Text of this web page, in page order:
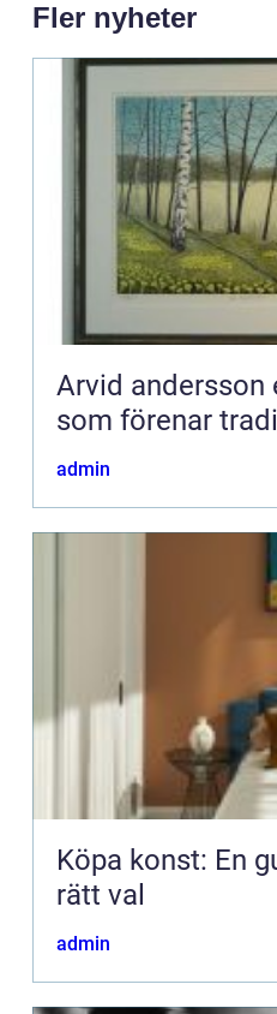
Fler nyheter
Arvid andersson en konstnär
som förenar
admin
Köpa konst: En
rätt val
admin